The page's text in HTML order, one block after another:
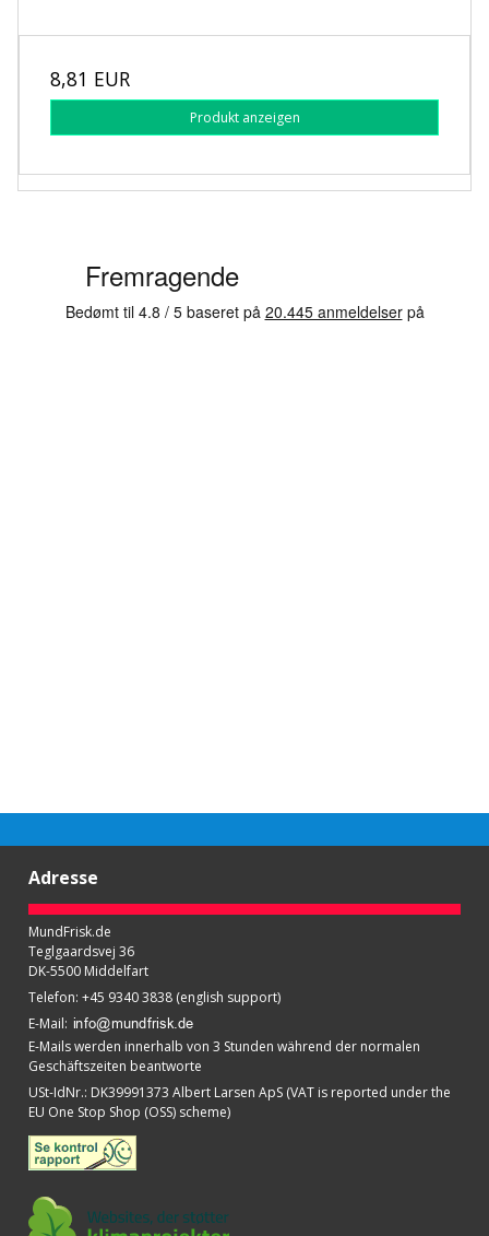
8,81 EUR
Produkt anzeigen
Adresse
MundFrisk.de
Teglgaardsvej 36
DK-5500 Middelfart
Telefon: +45 9340 3838 (english support)
E-Mail:
E-Mails werden innerhalb von 3 Stunden während der normalen
Geschäftszeiten beantworte
USt-IdNr.: DK39991373 Albert Larsen ApS (VAT is reported under the
EU One Stop Shop (OSS) scheme)